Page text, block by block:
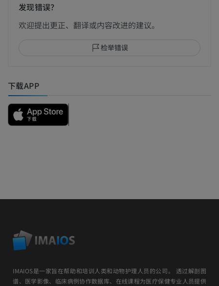
发现错误？
欢迎提出更正、翻译或内容改进的建议。
检举错误
下载APP
IMAIOS是一家旨在帮助和培训人类和动物护理人员的公司。 透过解剖图
谱、医学影像、临床病例协作数据库、在线课程为医疗保健专业人员提供